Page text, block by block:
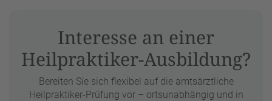
Interesse an einer
Heilpraktiker-Ausbildung?
Bereiten Sie sich flexibel auf die amtsärztliche
Heilpraktiker-Prüfung vor – ortsunabhängig und in